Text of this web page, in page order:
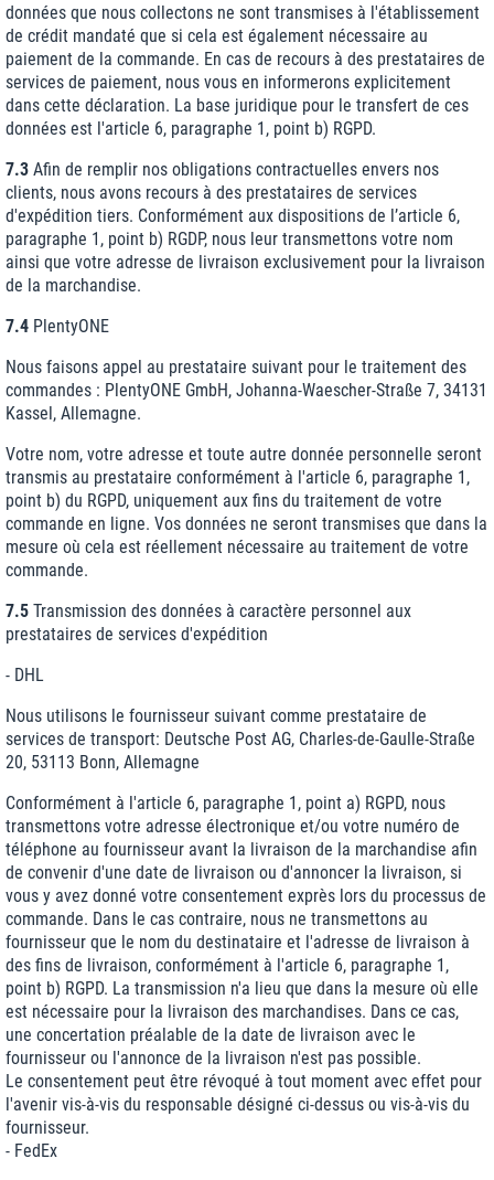
données que nous collectons ne sont transmises à l'établissement
de crédit mandaté que si cela est également nécessaire au
paiement de la commande. En cas de recours à des prestataires de
services de paiement, nous vous en informerons explicitement
dans cette déclaration. La base juridique pour le transfert de ces
données est l'article 6, paragraphe 1, point b) RGPD.
7.3 Afin de remplir nos obligations contractuelles envers nos
clients, nous avons recours à des prestataires de services
d'expédition tiers. Conformément aux dispositions de l’article 6,
paragraphe 1, point b) RGDP, nous leur transmettons votre nom
ainsi que votre adresse de livraison exclusivement pour la livraison
de la marchandise.
7.4 PlentyONE
Nous faisons appel au prestataire suivant pour le traitement des
commandes : PlentyONE GmbH, Johanna-Waescher-Straße 7, 34131
Kassel, Allemagne.
Votre nom, votre adresse et toute autre donnée personnelle seront
transmis au prestataire conformément à l'article 6, paragraphe 1,
point b) du RGPD, uniquement aux fins du traitement de votre
commande en ligne. Vos données ne seront transmises que dans la
mesure où cela est réellement nécessaire au traitement de votre
commande.
7.5 Transmission des données à caractère personnel aux
prestataires de services d'expédition
- DHL
Nous utilisons le fournisseur suivant comme prestataire de
services de transport: Deutsche Post AG, Charles-de-Gaulle-Straße
20, 53113 Bonn, Allemagne
Conformément à l'article 6, paragraphe 1, point a) RGPD, nous
transmettons votre adresse électronique et/ou votre numéro de
téléphone au fournisseur avant la livraison de la marchandise afin
de convenir d'une date de livraison ou d'annoncer la livraison, si
vous y avez donné votre consentement exprès lors du processus de
commande. Dans le cas contraire, nous ne transmettons au
fournisseur que le nom du destinataire et l'adresse de livraison à
des fins de livraison, conformément à l'article 6, paragraphe 1,
point b) RGPD. La transmission n'a lieu que dans la mesure où elle
est nécessaire pour la livraison des marchandises. Dans ce cas,
une concertation préalable de la date de livraison avec le
fournisseur ou l'annonce de la livraison n'est pas possible.
Le consentement peut être révoqué à tout moment avec effet pour
l'avenir vis-à-vis du responsable désigné ci-dessus ou vis-à-vis du
fournisseur.
- FedEx